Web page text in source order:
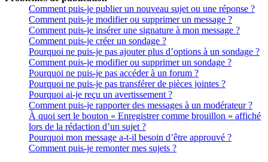
Comment puis-je publier un nouveau sujet ou une réponse ?
Comment puis-je modifier ou supprimer un message ?
Comment puis-je insérer une signature à mon message ?
Comment puis-je créer un sondage ?
Pourquoi ne puis-je pas ajouter plus d’options à un sondage ?
Comment puis-je modifier ou supprimer un sondage ?
Pourquoi ne puis-je pas accéder à un forum ?
Pourquoi ne puis-je pas transférer de pièces jointes ?
Pourquoi ai-je reçu un avertissement ?
Comment puis-je rapporter des messages à un modérateur ?
À quoi sert le bouton « Enregistrer comme brouillon » affiché
lors de la rédaction d’un sujet ?
Pourquoi mon message a-t-il besoin d’être approuvé ?
Comment puis-je remonter mes sujets ?